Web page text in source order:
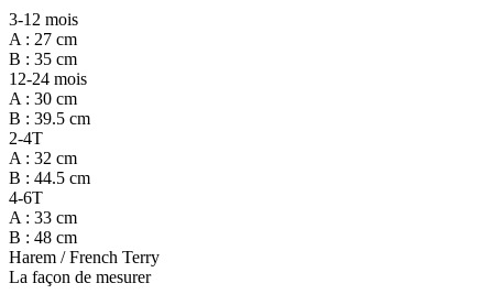
3-12 mois
A : 27 cm
B : 35 cm
12-24 mois
A : 30 cm
B : 39.5 cm
2-4T
A : 32 cm
B : 44.5 cm
4-6T
A : 33 cm
B : 48 cm
Harem / French Terry
La façon de mesurer